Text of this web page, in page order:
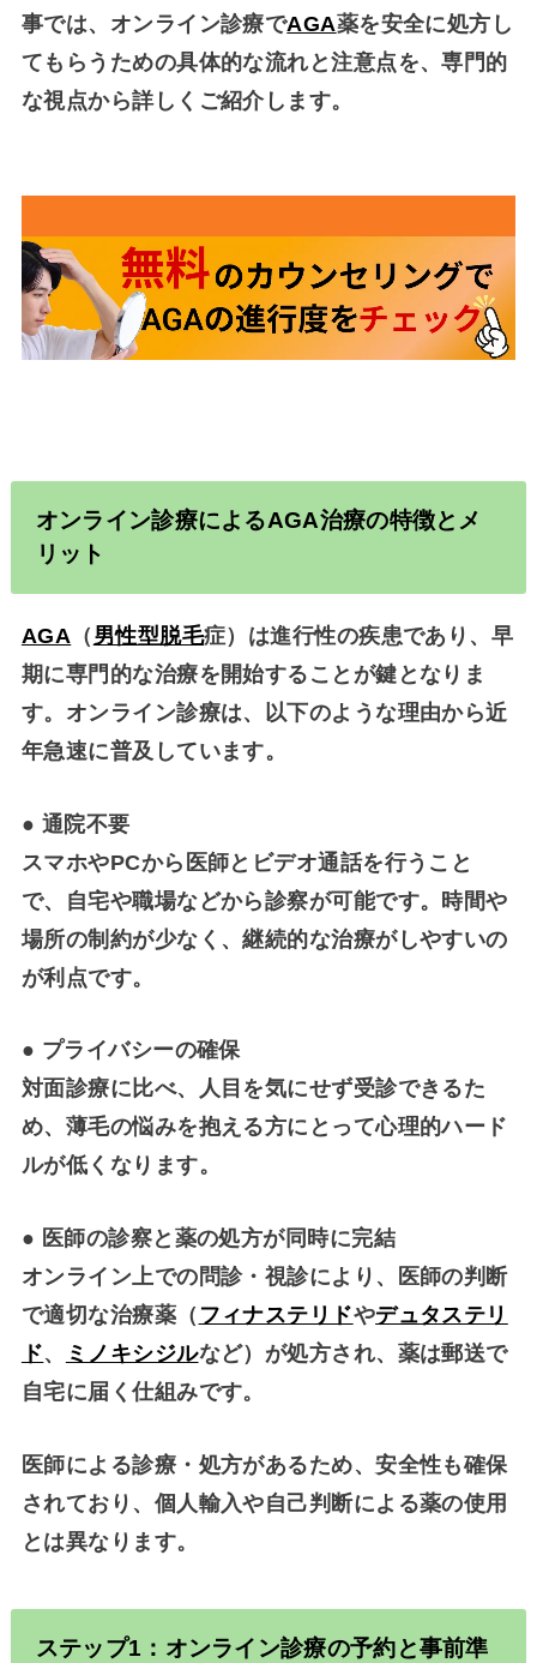
事では、オンライン診療でAGA薬を安全に処方し
てもらうための具体的な流れと注意点を、専門的
な視点から詳しくご紹介します。
オンライン診療によるAGA治療の特徴とメ
リット
AGA （ 男性型脱毛症）は進行性の疾患であり、早
期に専門的な治療を開始することが鍵となりま
す。オンライン診療は、以下のような理由から近
年急速に普及しています。
● 通院不要
スマホやPCから医師とビデオ通話を行うこと
で、自宅や職場などから診察が可能です。時間や
場所の制約が少なく、継続的な治療がしやすいの
が利点です。
● プライバシーの確保
対面診療に比べ、人目を気にせず受診できるた
め、薄毛の悩みを抱える方にとって心理的ハード
ルが低くなります。
● 医師の診察と薬の処方が同時に完結
オンライン上での問診・視診により、医師の判断
で適切な治療薬（ フィナステリドやデュタステリ
ド、 ミノキシジルなど）が処方され、薬は郵送で
自宅に届く仕組みです。
医師による診療・処方があるため、安全性も確保
されており、個人輸入や自己判断による薬の使用
とは異なります。
ステップ1：オンライン診療の予約と事前準